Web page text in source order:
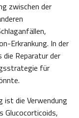
zwischen der
Erkrankung. In der
Reparatur der
für
ist die Verwendung
Glucocorticoids,